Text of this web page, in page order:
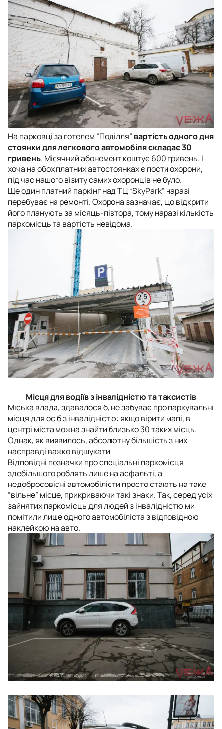
На парковці за готелем “Поділля” вартість одного дня
стоянки для легкового автомобіля складає 30
гривень. Місячний абонемент коштує 600 гривень. І
хоча на обох платних автостоянках є пости охорони,
під час нашого візиту самих охоронців не було.
Ще один платний паркінг над ТЦ “SkyPark” наразі
перебуває на ремонті. Охорона зазначає, що відкрити
його планують за місяць-півтора, тому наразі кількість
паркомісць та вартість невідома.
Місця для водіїв з інвалідністю та таксистів
Міська влада, здавалося б, не забуває про паркувальні
місця для осіб з інвалідністю: якщо вірити мапі, в
центрі міста можна знайти близько 30 таких місць.
Однак, як виявилось, абсолютну більшість з них
насправді важко відшукати.
Відповідні позначки про спеціальні паркомісця
здебільшого роблять лише на асфальті, а
недобросовісні автомобілісти просто стають на таке
“вільне” місце, прикриваючи такі знаки. Так, серед усіх
зайнятих паркомісць для людей з інвалідністю ми
помітили лише одного автомобіліста з відповідною
наклейкою на авто.